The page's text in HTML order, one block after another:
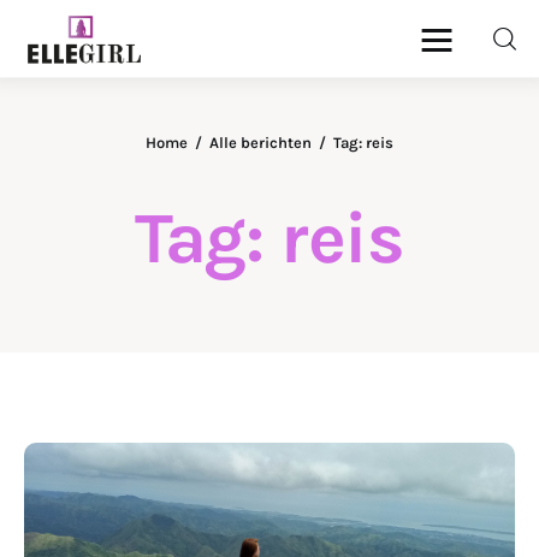
Tag: reis
Home Alle berichten Tag: reis
Ellegirl
Fashion
Reizen
Relatie